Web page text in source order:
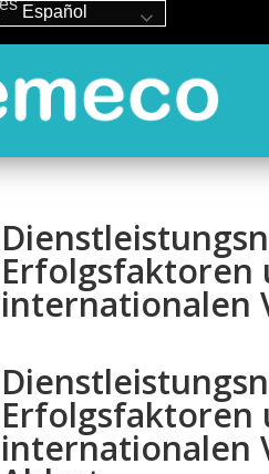
Erfolgsfaktoren
internationalen
Erfolgsfaktoren
internationalen
Español